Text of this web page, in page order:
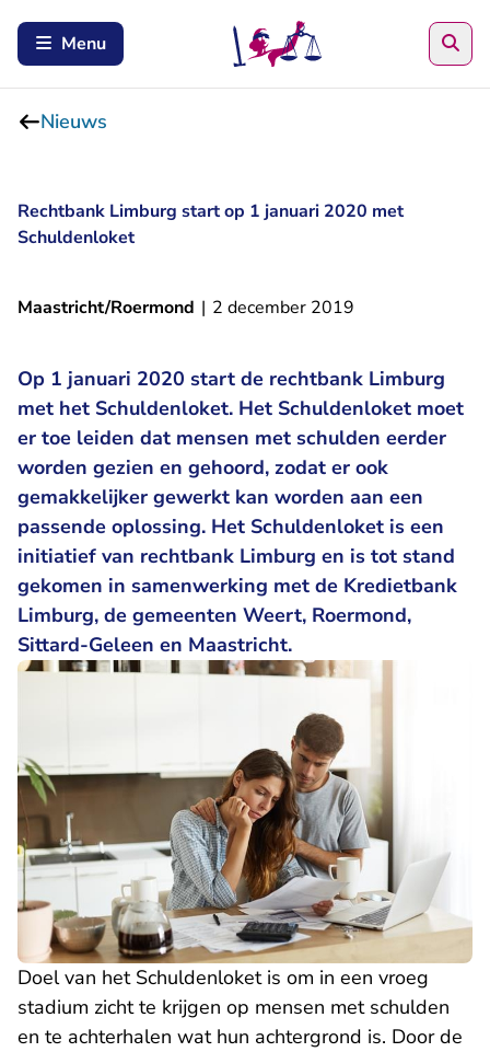
Menu
Nieuws
Rechtbank Limburg start op 1 januari 2020 met
Schuldenloket
Maastricht/Roermond | 2 december 2019
Op 1 januari 2020 start de rechtbank Limburg
met het Schuldenloket. Het Schuldenloket moet
er toe leiden dat mensen met schulden eerder
worden gezien en gehoord, zodat er ook
gemakkelijker gewerkt kan worden aan een
passende oplossing. Het Schuldenloket is een
initiatief van rechtbank Limburg en is tot stand
gekomen in samenwerking met de Kredietbank
Limburg, de gemeenten Weert, Roermond,
Sittard-Geleen en Maastricht.
Doel van het Schuldenloket is om in een vroeg
stadium zicht te krijgen op mensen met schulden
en te achterhalen wat hun achtergrond is. Door de